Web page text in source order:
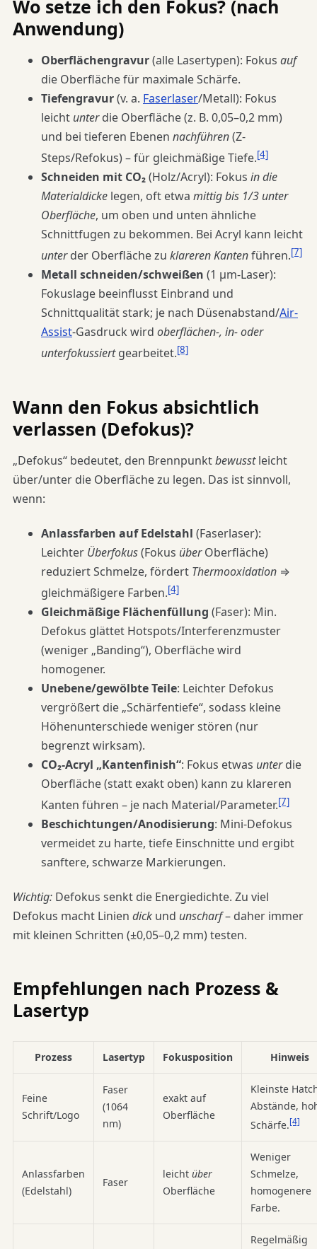
Wo setze ich den Fokus? (nach
Anwendung)
Oberflächengravur(alle Lasertypen): Fokus auf
die Oberfläche für maximale Schärfe.
Tiefengravur(v. a. Faserlaser/Metall): Fokus
leicht unterdie Oberfläche (z. B. 0,05–0,2 mm)
und bei tieferen Ebenen nachführen(Z-
Steps/Refokus) – für gleichmäßige Tiefe.[4]
Schneiden mit CO₂(Holz/Acryl): Fokus in die
Materialdicke legen, oft etwa mittig bis 1/3 unter
Oberfläche, um oben und unten ähnliche
Schnittfugen zu bekommen. Bei Acryl kann leicht
unterder Oberfläche zu klareren Kantenführen.[7]
Metall schneiden/schweißen (1 µm-Laser):
Fokuslage beeinflusst Einbrand und
Schnittqualität stark; je nach Düsenabstand/Air-
Assist-Gasdruck wird oberflächen-, in- oder
unterfokussiertgearbeitet.[8]
Wann den Fokus absichtlich
verlassen (Defokus)?
„Defokus“ bedeutet, den Brennpunktbewusstleicht
über/unter die Oberfläche zu legen. Das ist sinnvoll,
wenn:
Anlassfarben auf Edelstahl (Faserlaser):
Leichter Überfokus(Fokus überOberfläche)
reduziert Schmelze, fördert Thermooxidation ⇒
gleichmäßigere Farben.[4]
Gleichmäßige Flächenfüllung (Faser): Min.
Defokus glättet Hotspots/Interferenzmuster
(weniger „Banding“), Oberfläche wird
homogener.
Unebene/gewölbte Teile: Leichter Defokus
vergrößert die „Schärfentiefe“, sodass kleine
Höhenunterschiede weniger stören (nur
begrenzt wirksam).
CO₂-Acryl „Kantenfinish“: Fokus etwas unterdie
Oberfläche (statt exakt oben) kann zu klareren
Kanten führen – je nach Material/Parameter.[7]
Beschichtungen/Anodisierung: Mini-Defokus
vermeidet zu harte, tiefe Einschnitte und ergibt
sanftere, schwarze Markierungen.
Wichtig: Defokus senkt die Energiedichte. Zu viel
Defokus macht Linien dick und unscharf– daher immer
mit kleinen Schritten (±0,05–0,2 mm) testen.
Empfehlungen nach Prozess &
Lasertyp
Prozess Lasertyp Fokusposition Hinweis
Feine
Schrift/Logo
Faser
(1064
nm)
exakt auf
Oberfläche
Kleinste
Abstände,
Schärfe.[4]
Anlassfarben
(Edelstahl)
Faser
leicht über
Oberfläche
Weniger
Schmelze,
homogenere
Farbe.
Regelmäßig